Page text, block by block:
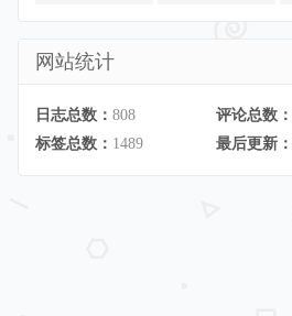
网站统计
日志总数： 808 评论总数：
标签总数： 1489 最后更新：